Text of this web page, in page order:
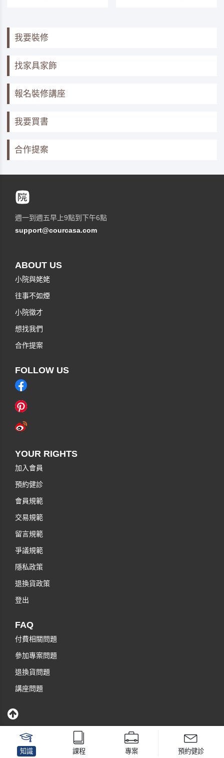
我要裝修
找家具家飾
報名裝修講座
我要買書
合作提案
週一到週五早上9點到下午6點
support@courcasa.com
ABOUT US
小院與姥姥
往事不如煙
小院徵才
想找我們
合作提案
FOLLOW US
YOUR RIGHTS
加入會員
預約健診
會員規範
交易規範
留言規範
爭議規範
隱私政策
退換貨政策
登出
FAQ
付費相關問題
參加專案問題
退換貨問題
講座問題
知識 課程 專案 預約健診